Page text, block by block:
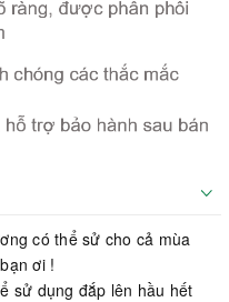
có thể sử cho cả mùa
ơi !
sử dụng đắp lên hầu hết